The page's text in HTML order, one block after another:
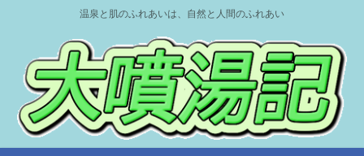
温泉と肌のふれあいは、自然と人間のふれあい